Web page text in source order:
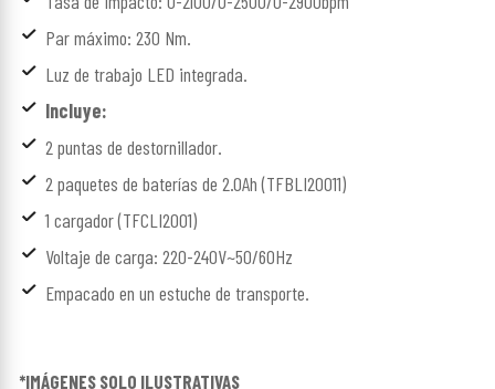
Par máximo: 230 Nm.
Luz de trabajo LED integrada.
Incluye:
2 puntas de destornillador.
2 paquetes de baterías de 2.0Ah (TFBLI20011)
1 cargador (TFCLI2001)
Voltaje de carga: 220-240V~50/60Hz
Empacado en un estuche de transporte.
*IMÁGENES SOLO ILUSTRATIVAS